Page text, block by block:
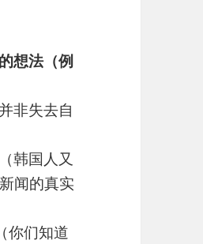
想法（例
非失去自
韩国人又
闻的真实
你们知道